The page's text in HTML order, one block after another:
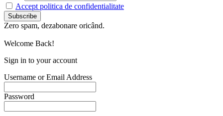
Accept politica de confidentialitate
Zero spam, dezabonare oricând.
Welcome Back!
Sign in to your account
Username or Email Address
Password